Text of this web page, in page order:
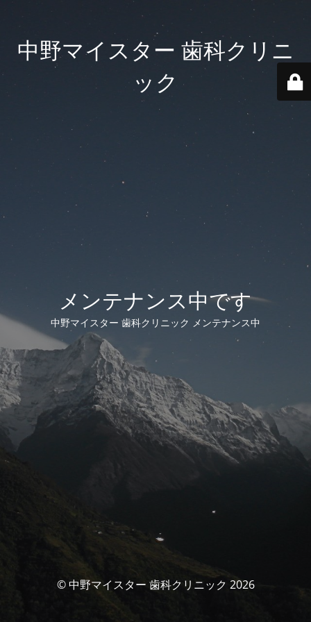
中野マイスター 歯科クリニ
ック
メンテナンス中です
中野マイスター 歯科クリニック メンテナンス中
© 中野マイスター 歯科クリニック 2026